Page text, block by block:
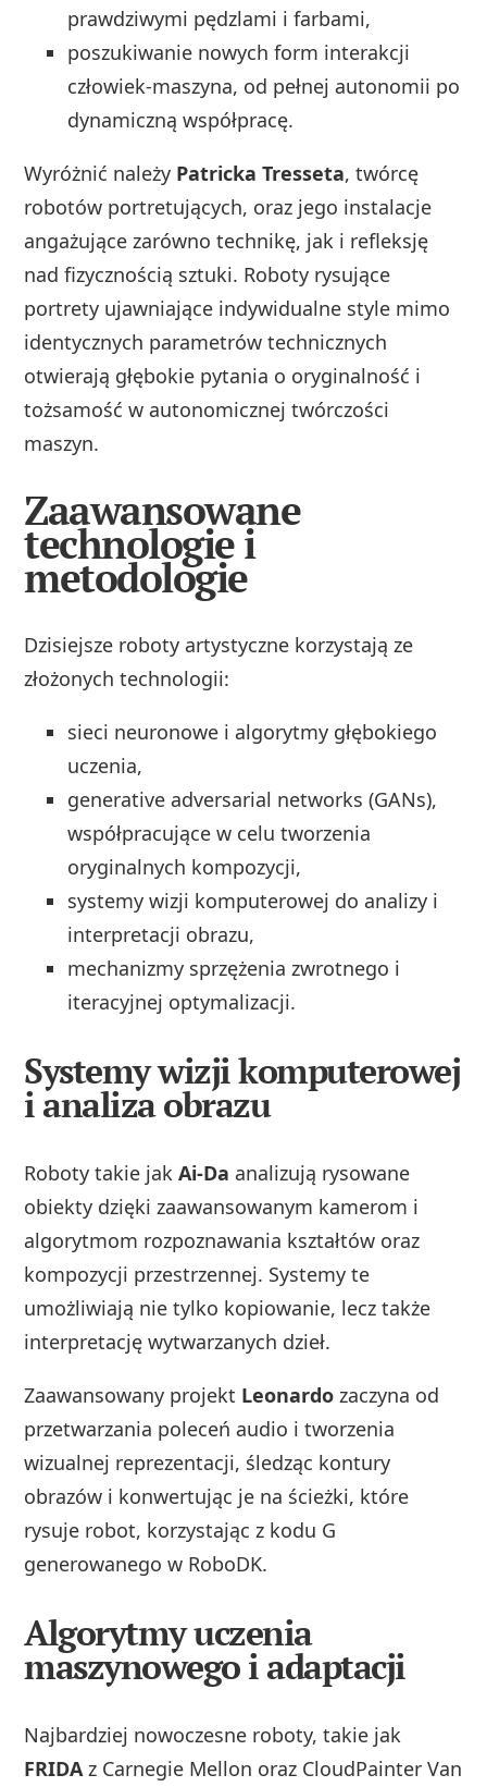
prawdziwymi pędzlami i farbami,
poszukiwanie nowych form interakcji
człowiek-maszyna, od pełnej autonomii po
dynamiczną współpracę.
Wyróżnić należy Patricka Tresseta, twórcę
robotów portretujących, oraz jego instalacje
angażujące zarówno technikę, jak i refleksję
nad fizycznością sztuki. Roboty rysujące
portrety ujawniające indywidualne style mimo
identycznych parametrów technicznych
otwierają głębokie pytania o oryginalność i
tożsamość w autonomicznej twórczości
maszyn.
Zaawansowane
technologie i
metodologie
Dzisiejsze roboty artystyczne korzystają ze
złożonych technologii:
sieci neuronowe i algorytmy głębokiego
uczenia,
generative adversarial networks (GANs),
współpracujące w celu tworzenia
oryginalnych kompozycji,
systemy wizji komputerowej do analizy i
interpretacji obrazu,
mechanizmy sprzężenia zwrotnego i
iteracyjnej optymalizacji.
Systemy wizji komputerowej
i analiza obrazu
Roboty takie jakAi-Da analizują rysowane
obiekty dzięki zaawansowanym kamerom i
algorytmom rozpoznawania kształtów oraz
kompozycji przestrzennej. Systemy te
umożliwiają nie tylko kopiowanie, lecz także
interpretację wytwarzanych dzieł.
Zaawansowany projekt Leonardo zaczyna od
przetwarzania poleceń audio i tworzenia
wizualnej reprezentacji, śledząc kontury
obrazów i konwertując je na ścieżki, które
rysuje robot, korzystając z kodu G
generowanego w RoboDK.
Algorytmy uczenia
maszynowego i adaptacji
Najbardziej nowoczesne roboty, takie jak
FRIDAz Carnegie Mellon oraz CloudPainter Van